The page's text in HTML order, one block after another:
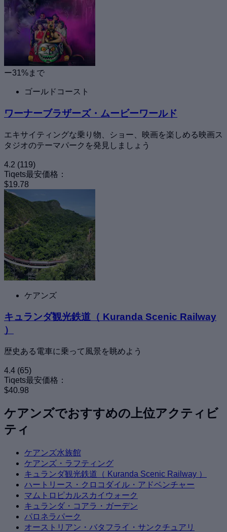
ー31%まで
ゴールドコースト
ワーナーブラザーズ・ムービーワールド
エキサイティングな乗り物、ショー、映画を楽しめる映画ス
タジオのテーマパークを発見しましょう
4.2 (119)
Tiqets最安価格：
$19.78
ケアンズ
キュランダ観光鉄道（ Kuranda Scenic Railway
）
歴史ある電車に乗って風景を眺めよう
4.4 (65)
Tiqets最安価格：
$40.98
ケアンズでおすすめの上位アクティビ
ティ
ケアンズ水族館
ケアンズ・ラフティング
キュランダ観光鉄道（ Kuranda Scenic Railway ）
ハートリース・クロコダイル・アドベンチャー
マムトロピカルスカイウォーク
キュランダ・コアラ・ガーデン
パロネラパーク
オーストリアン・バタフライ・サンクチュアリ